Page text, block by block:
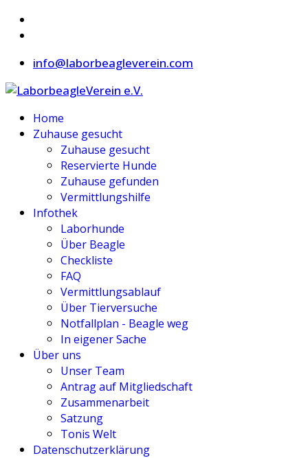
info@laborbeagleverein.com
Home
Zuhause gesucht
Zuhause gesucht
Reservierte Hunde
Zuhause gefunden
Vermittlungshilfe
Infothek
Laborhunde
Über Beagle
Checkliste
FAQ
Vermittlungsablauf
Über Tierversuche
Notfallplan - Beagle weg
In eigener Sache
Über uns
Unser Team
Antrag auf Mitgliedschaft
Zusammenarbeit
Satzung
Tonis Welt
Datenschutzerklärung